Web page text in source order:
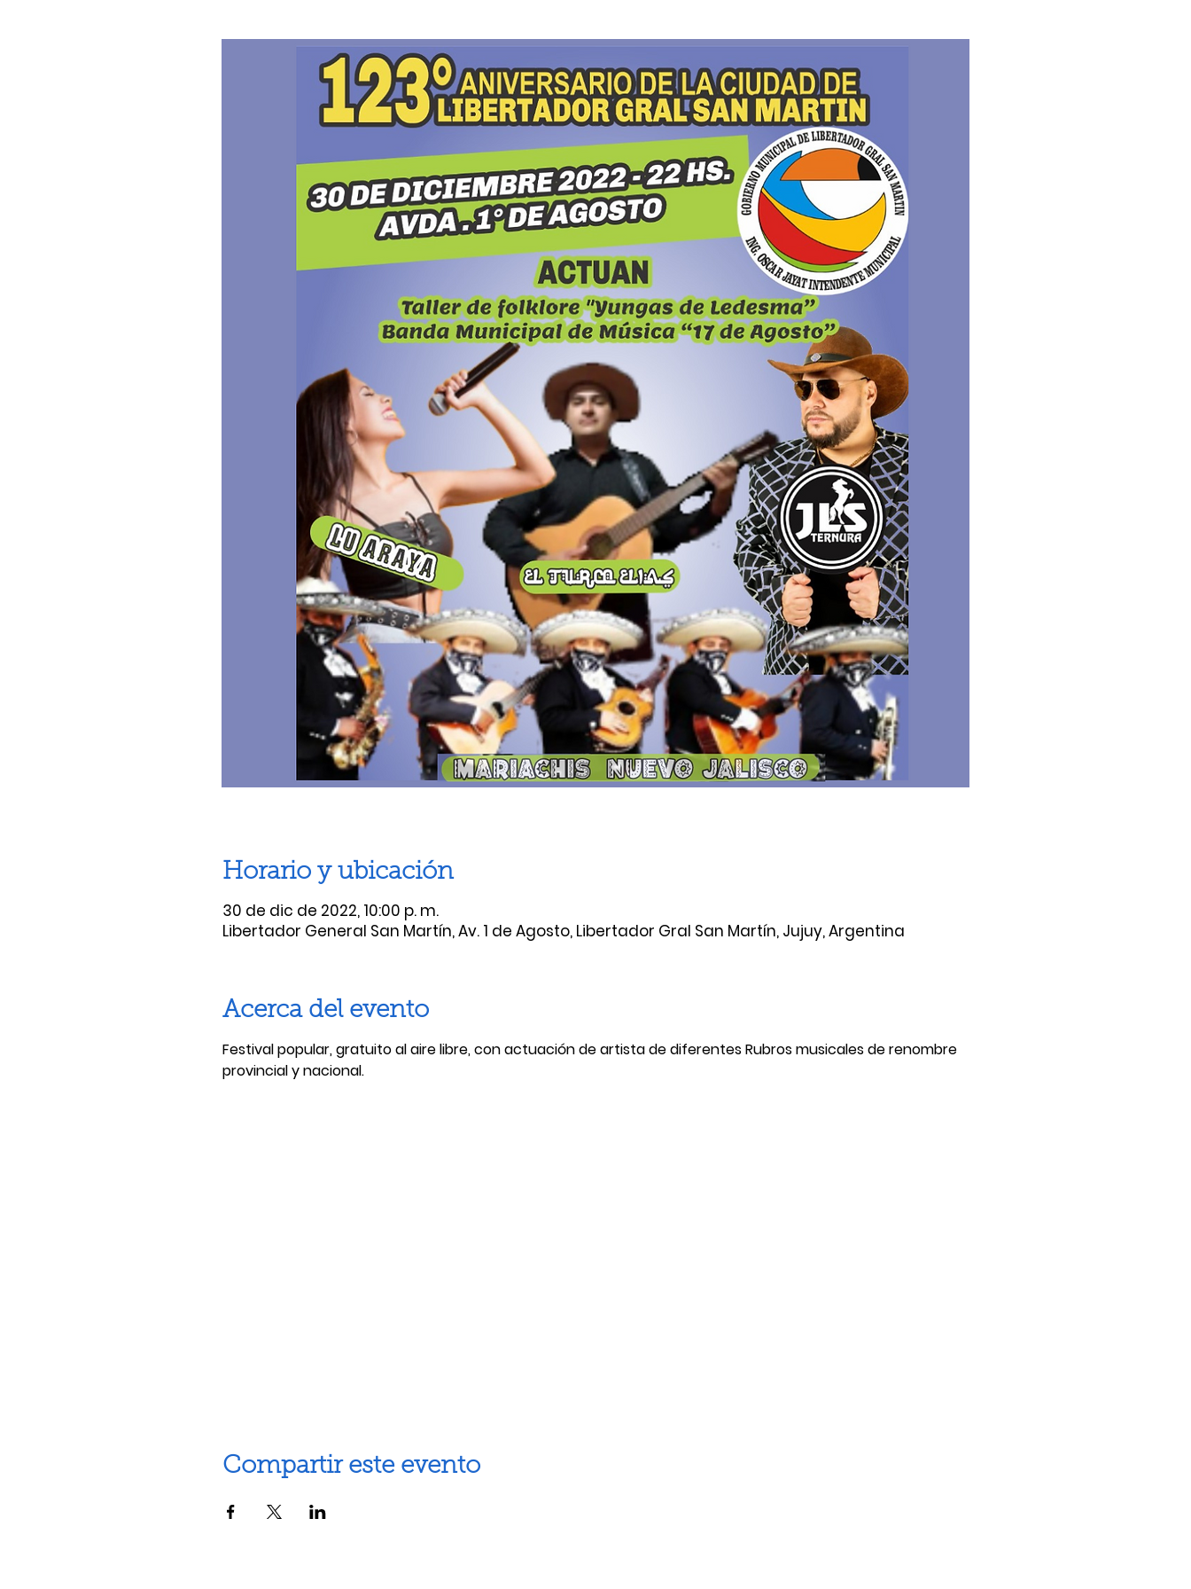
Horario y ubicación
30 de dic de 2022, 10:00 p. m.
Libertador General San Martín, Av. 1 de Agosto, Libertador Gral San Martín, Jujuy, Argentina
Acerca del evento
Festival popular, gratuito al aire libre, con actuación de artista de diferentes Rubros musicales de renombre
provincial y nacional.
Compartir este evento